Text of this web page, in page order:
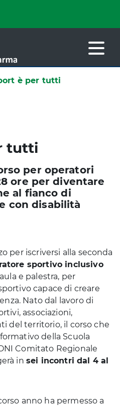
è per tutti
tutti
per operatori
ore per diventare
al fianco di
con disabilità
per iscriversi alla seconda
sportivo inclusivo
e palestra, per
capace di creare
Nato dal lavoro di
associazioni,
del territorio, il corso che
della Scuola
Comitato Regionale
in sei incontri dal 4 al
anno ha permesso a